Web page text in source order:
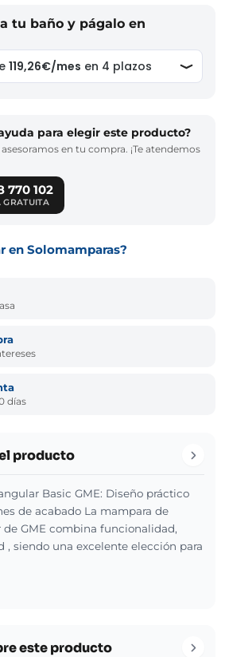
tu baño y págalo en
para elegir este producto?
en tu compra. ¡Te atendemos
770 102
en Solomamparas?
días
producto
Basic GME: Diseño práctico
de acabado La mampara de
GME combina funcionalidad,
, siendo una excelente elección para
este producto